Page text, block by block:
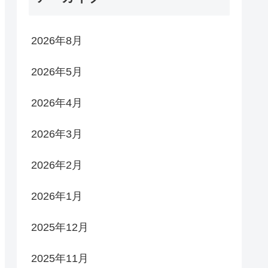
2026年8月
2026年5月
2026年4月
2026年3月
2026年2月
2026年1月
2025年12月
2025年11月